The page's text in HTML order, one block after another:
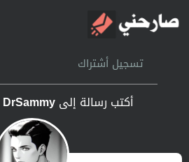
الرئيسيةتسجيل أشتراك
أكتب رسالة إلىDrSammy